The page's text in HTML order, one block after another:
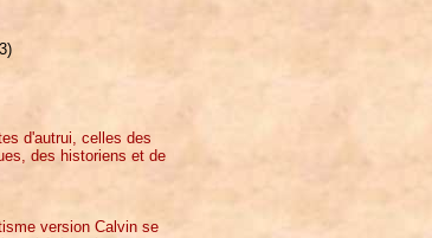
d'autrui, celles des
des historiens et de
version Calvin se